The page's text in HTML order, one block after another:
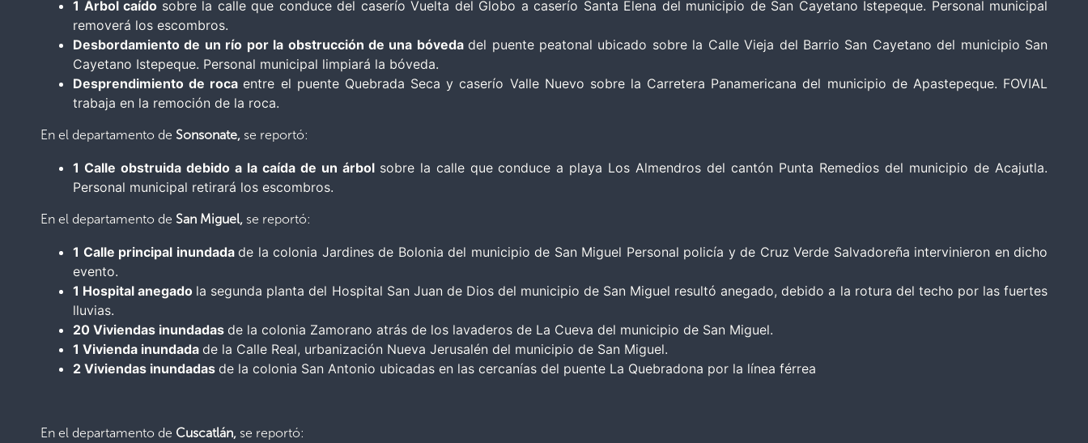
1 Árbol caído sobre la calle que conduce del caserío Vuelta del Globo a caserío Santa Elena del municipio de San Cayetano Istepeque. Personal municipal
removerá los escombros.
Desbordamiento de un río por la obstrucción de una bóvedadel puente peatonal ubicado sobre la Calle Vieja del Barrio San Cayetano del municipio San
Cayetano Istepeque. Personal municipal limpiará la bóveda.
Desprendimiento de roca entre el puente Quebrada Seca y caserío Valle Nuevo sobre la Carretera Panamericana del municipio de Apastepeque. FOVIAL
trabaja en la remoción de la roca.
En el departamento de Sonsonate, se reportó:
1 Calle obstruida debido a la caída de un árbol sobre la calle que conduce a playa Los Almendros del cantón Punta Remedios del municipio de Acajutla.
Personal municipal retirará los escombros.
En el departamento de San Miguel, se reportó:
1 Calle principal inundada de la colonia Jardines de Bolonia del municipio de San Miguel Personal policía y de Cruz Verde Salvadoreña intervinieron en dicho
evento.
1 Hospital anegado la segunda planta del Hospital San Juan de Dios del municipio de San Miguel resultó anegado, debido a la rotura del techo por las fuertes
lluvias.
20 Viviendas inundadas de la colonia Zamorano atrás de los lavaderos de La Cueva del municipio de San Miguel.
1 Vivienda inundada de la Calle Real, urbanización Nueva Jerusalén del municipio de San Miguel.
2 Viviendas inundadas de la colonia San Antonio ubicadas en las cercanías del puente La Quebradona por la línea férrea
En el departamento de Cuscatlán, se reportó: